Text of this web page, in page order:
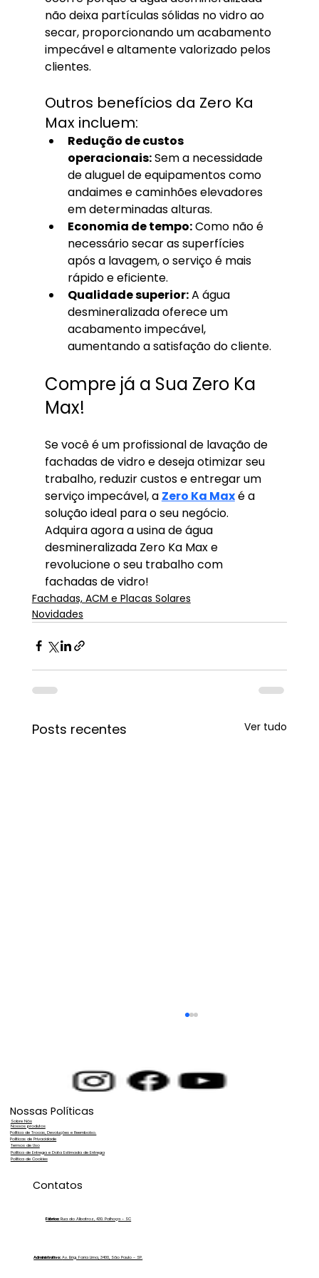
não deixa partículas sólidas no vidro ao
secar, proporcionando um acabamento
impecável e altamente valorizado pelos
clientes.
Outros benefícios da Zero Ka
Max incluem:
Redução de custos
operacionais: Sem a necessidade
de aluguel de equipamentos como
andaimes e caminhões elevadores
em determinadas alturas.
Economia de tempo: Como não é
necessário secar as superfícies
após a lavagem, o serviço é mais
rápido e eficiente.
Qualidade superior: A água
desmineralizada oferece um
acabamento impecável,
aumentando a satisfação do cliente.
Compre já a Sua Zero Ka
Max!
Se você é um profissional de lavação de
fachadas de vidro e deseja otimizar seu
trabalho, reduzir custos e entregar um
serviço impecável, a Zero Ka Max é a
solução ideal para o seu negócio.
Adquira agora a usina de água
desmineralizada Zero Ka Max e
revolucione o seu trabalho com
fachadas de vidro!
Fachadas, ACM e Placas Solares
Novidades
Posts recentes Ver tudo
Manchas no PPF Automotivo? A culpa
Saiba a Solução Definitiva!
Nossas Políticas
Nossos produtos
Sobre Nós
Política de Trocas, Devoluções e Reembolso.
Políticas de Privacidade
Política de Entrega e Data Estimada de Entrega
Política de Cookies
Termos de Uso
Contatos
Fábrica:Rua do Albatroz, 430. Palhoça - SC
Administrativo:Av. Brig. Faria Lima, 3400, São Paulo - SP.